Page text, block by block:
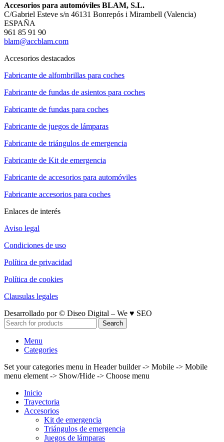
Accesorios para automóviles BLAM, S.L.
C/Gabriel Esteve s/n 46131 Bonrepós i Mirambell (Valencia)
ESPAÑA
961 85 91 90
blam@accblam.com
Accesorios destacados
Fabricante de alfombrillas para coches
Fabricante de fundas de asientos para coches
Fabricante de fundas para coches
Fabricante de juegos de lámparas
Fabricante de triángulos de emergencia
Fabricante de Kit de emergencia
Fabricante de accesorios para automóviles
Fabricante accesorios para coches
Enlaces de interés
Aviso legal
Condiciones de uso
Política de privacidad
Política de cookies
Clausulas legales
Desarrollado por © Diseo Digital – We ♥ SEO
Search
Menu
Categories
Set your categories menu in Header builder -> Mobile -> Mobile
menu element -> Show/Hide -> Choose menu
Inicio
Trayectoria
Accesorios
Kit de emergencia
Triángulos de emergencia
Juegos de lámparas